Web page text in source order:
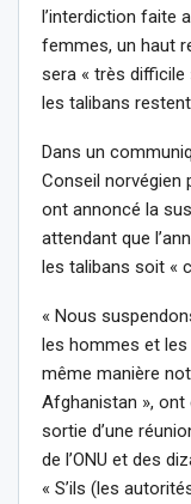
l’interdiction faite
femmes, un haut
sera « très difficile
les talibans
Dans un
Conseil norvégien
ont annoncé la
attendant que
les talibans soit «
« Nous
les hommes et
même manière
Afghanistan »,
sortie d’une
de l’ONU et des
« S’ils (les